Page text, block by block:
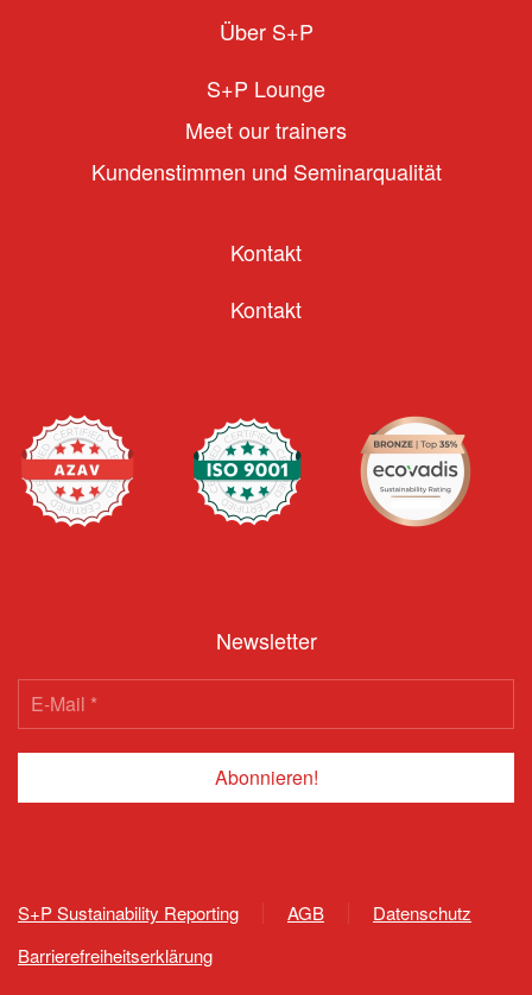
Über S+P
S+P Lounge
Meet our trainers
Kundenstimmen und Seminarqualität
Kontakt
Kontakt
Newsletter
S+P Sustainability Reporting AGB
Datenschutz
Barrierefreiheitserklärung